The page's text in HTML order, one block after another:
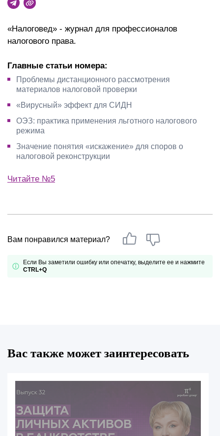
«Налоговед» - журнал для профессионалов
налогового права.
Главные статьи номера:
Проблемы дистанционного рассмотрения
материалов налоговой проверки
«Вирусный» эффект для СИДН
ОЭЗ: практика применения льготного налогового
режима
Значение понятия «искажение» для споров о
налоговой реконструкции
Читайте №5
Вам понравился материал?
Если Вы заметили ошибку или опечатку, выделите ее и нажмите
CTRL+Q
Вас также может заинтересовать